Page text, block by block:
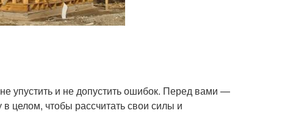
упустить и не допустить ошибок. Перед вами —
в целом, чтобы рассчитать свои силы и